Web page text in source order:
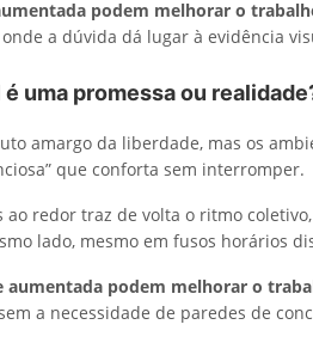
podem melhorar o
a dúvida dá lugar à evidência
uma promessa ou
amargo da liberdade, mas os
que conforta sem interromper.
redor traz de volta o ritmo
lado, mesmo em fusos horários
aumentada podem melhorar o
a necessidade de paredes de